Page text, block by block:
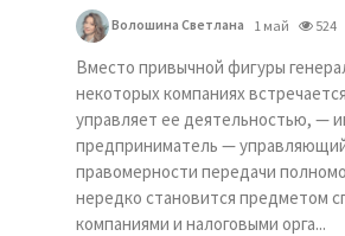
База знаний
Подписка
Волошина Светлана 1 май 524
Вместо привычной фигуры
некоторых компаниях
управляет ее деятельностью, —
предприниматель —
правомерности передачи
нередко становится предметом
компаниями и налоговыми орга...